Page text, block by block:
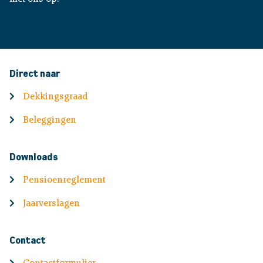
buffer aan voor onvoorziene kosten.
Direct naar
Dekkingsgraad
Beleggingen
Downloads
Pensioenreglement
Jaarverslagen
Contact